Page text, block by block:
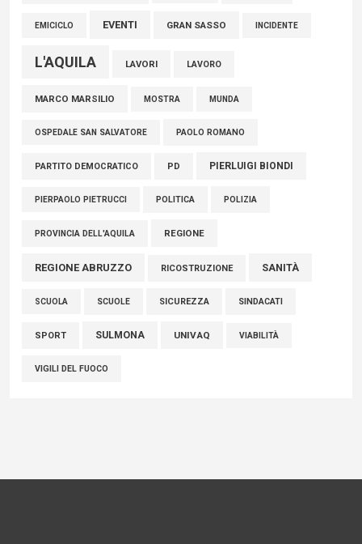
EMICICLO EVENTI GRAN SASSO INCIDENTE
L'AQUILA LAVORI LAVORO
MARCO MARSILIO MOSTRA MUNDA
OSPEDALE SAN SALVATORE PAOLO ROMANO
PARTITO DEMOCRATICO PD PIERLUIGI BIONDI
PIERPAOLO PIETRUCCI POLITICA POLIZIA
PROVINCIA DELL'AQUILA REGIONE
REGIONE ABRUZZO RICOSTRUZIONE SANITÀ
SCUOLA SCUOLE SICUREZZA SINDACATI
SPORT SULMONA UNIVAQ VIABILITÀ
VIGILI DEL FUOCO